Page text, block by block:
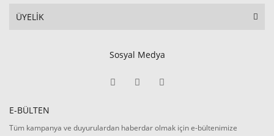
ÜYELİK
Sosyal Medya
E-BÜLTEN
Tüm kampanya ve duyurulardan haberdar olmak için e-bültenimize